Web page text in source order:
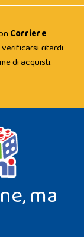
Corriere
ritardi
di acquisti.
ma